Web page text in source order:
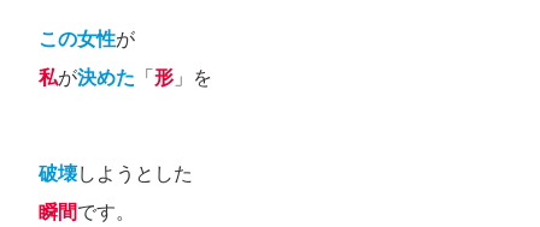
この女性が
私が決めた 「 形 」を
破壊しようとした
瞬間です。